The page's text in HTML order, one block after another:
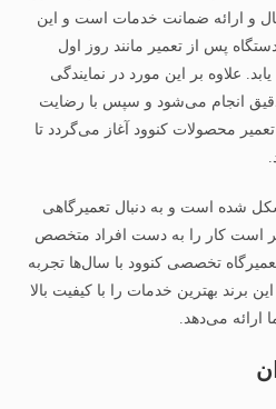
و ارائه ضمانت خدمات است و این
پس از تعمیر مانند روز اول
علاوه بر این مورد در نمایندگی
دقیق انجام می‌شود و سپس با رضایت
محصولات کنوود آغاز می‌گردد تا
شده است و به دنبال تعمیرگاهی
است کار را به دست افراد متخصص
تخصصی کنوود با سال‌ها تجربه
برند بهترین خدمات را با کیفیت بالا
می‌دهد.